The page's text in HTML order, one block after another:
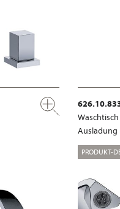
Ausladung
PRODUKT-